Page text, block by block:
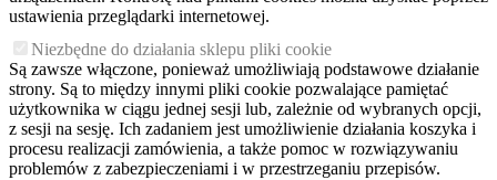
ustawienia przeglądarki internetowej.
Niezbędne do działania sklepu pliki cookie
Są zawsze włączone, ponieważ umożliwiają podstawowe działanie
strony. Są to między innymi pliki cookie pozwalające pamiętać
użytkownika w ciągu jednej sesji lub, zależnie od wybranych opcji,
z sesji na sesję. Ich zadaniem jest umożliwienie działania koszyka i
procesu realizacji zamówienia, a także pomoc w rozwiązywaniu
problemów z zabezpieczeniami i w przestrzeganiu przepisów.